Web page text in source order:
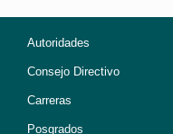
Autoridades
Consejo Directivo
Carreras
Posgrados